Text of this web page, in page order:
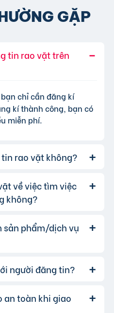
GẶP
tin rao vặt trên
chỉ cần đăng kí
kí thành công, bạn có
miễn phí.
rao vặt không?
cấp gói đăng tin miễn
dùng. Tuy nhiên, để
và được ưu tiên hiển
các gói dịch vụ nâng
thêmphí dịch vụ tin
về việc tìm việc
không?
Website của chúng
dụng và tìm việc làm.
sản phẩm/dịch vụ
công cụ tìm kiếm
tìm. Để lọc kết quả
chọn thêm danh mục
người đăng tin?
tin rao vặt phù hợp,
những nút liên hệ mà
an toàn khi giao